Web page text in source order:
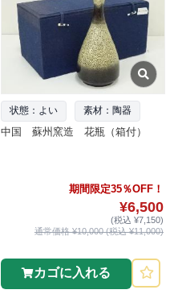
状態：よい 素材：陶器
中国 蘇州窯造 花瓶（箱付）
期間限定35％OFF！
¥6,500
(税込 ¥7,150)
通常価格 ¥10,000 (税込 ¥11,000)
カゴに入れる